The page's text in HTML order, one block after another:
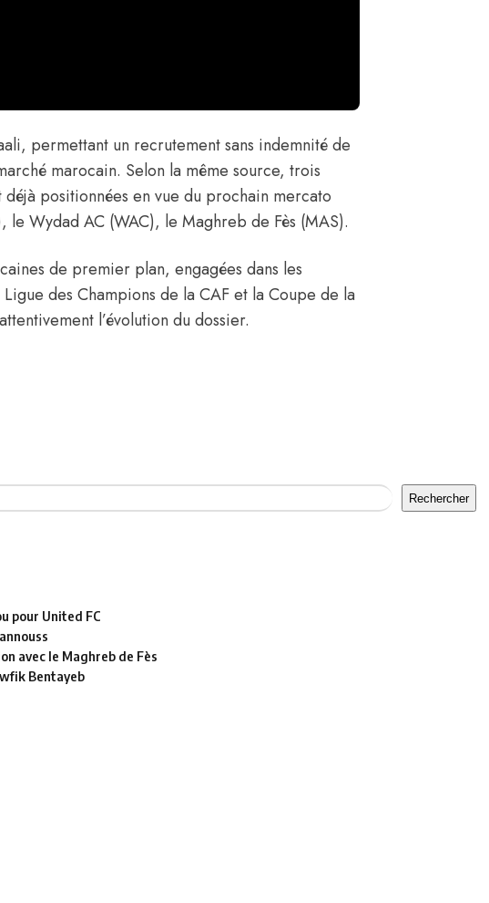
permettant un recrutement sans indemnité de
marocain. Selon la même source, trois
déjà positionnées en vue du prochain mercato
le Wydad AC (WAC), le Maghreb de Fès (MAS).
de premier plan, engagées dans les
des Champions de la CAF et la Coupe de la
l’évolution du dossier.
Rechercher
pour United FC
avec le Maghreb de Fès
Bentayeb